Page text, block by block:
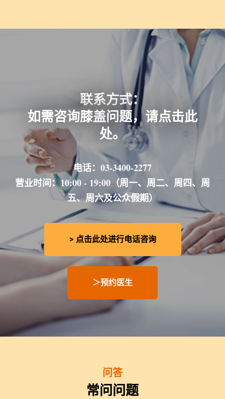
联系方式：
如需咨询膝盖问题，请点击此
处。
电话：03-3400-2277
营业时间：10:00 - 19:00（周一、周二、周四、周
五、周六及公众假期）
> 点击此处进行电话咨询
＞预约医生
问答
常问问题